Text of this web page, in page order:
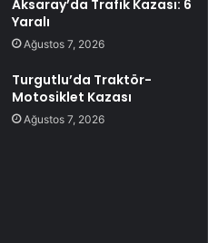
Aksaray’da Trafik Kazası: 6
Yaralı
Ağustos 7, 2026
Turgutlu’da Traktör-
Motosiklet Kazası
Ağustos 7, 2026